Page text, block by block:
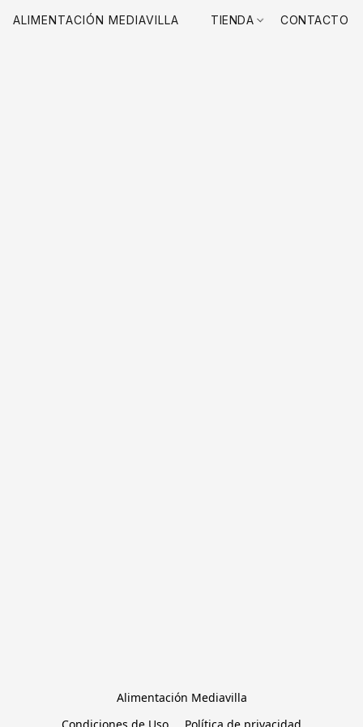
ALIMENTACIÓN MEDIAVILLA TIENDA CONTACTO
Alimentación Mediavilla